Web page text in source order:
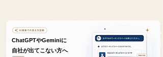
ChatGPTやGeminiに
自社が出てこない方へ